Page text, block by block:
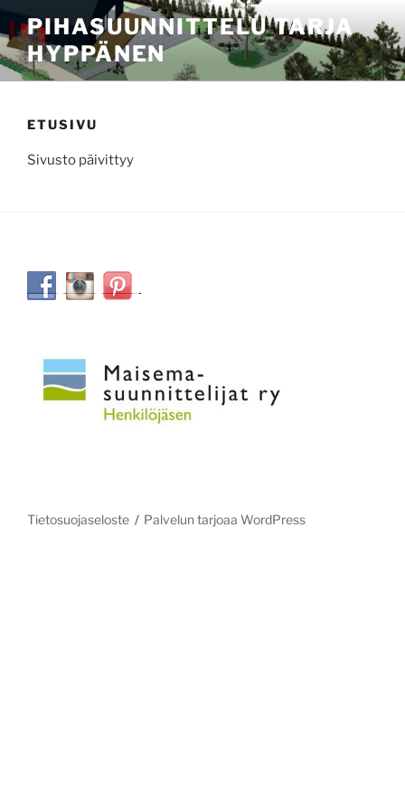
sisältöönPIHASUUNNITTELU TARJA
HYPPÄNEN
ETUSIVU
Sivusto päivittyy
Tietosuojaseloste Palvelun tarjoaa WordPress